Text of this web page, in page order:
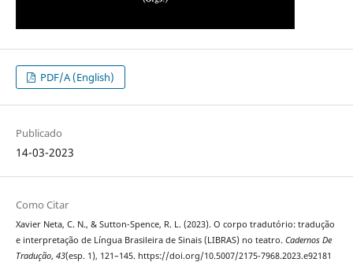
PDF/A (English)
Publicado
14-03-2023
Como Citar
Xavier Neta, C. N., & Sutton-Spence, R. L. (2023). O corpo tradutório: tradução
e interpretação de Língua Brasileira de Sinais (LIBRAS) no teatro. Cadernos De
Tradução, 43(esp. 1), 121–145. https://doi.org/10.5007/2175-7968.2023.e92181